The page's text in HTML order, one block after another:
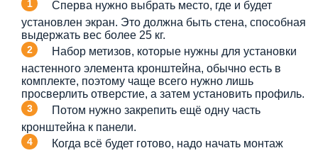
Сперва нужно выбрать место, где и будет
установлен экран. Это должна быть стена, способная
выдержать вес более 25 кг.
Набор метизов, которые нужны для установки
настенного элемента кронштейна, обычно есть в
комплекте, поэтому чаще всего нужно лишь
просверлить отверстие, а затем установить профиль.
Потом нужно закрепить ещё одну часть
кронштейна к панели.
Когда всё будет готово, надо начать монтаж